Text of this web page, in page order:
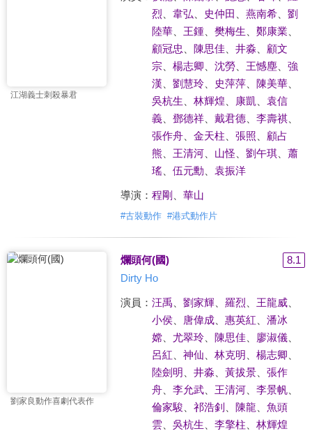
江湖義士刺殺暴君
烈
韋弘 史仲田 燕南希、 劉
陸華、 王鍾、 樊梅生 鄭康業
顧冠忠
陳思佳 井淼
顧文
宗、 楊志卿 沈勞、 王憾塵、 強
漢
劉慧玲、 史萍萍、 陳美華、
吳杭生
林輝煌 康凱
袁信
義、 鄧德祥、 戴君德、 李壽祺、
張作舟、 金天柱 張照
顧占
熊
王清河、 山怪 劉午琪、 蕭
瑤、 伍元勳 袁振洋
導演： 程剛 華山
#古裝動作 #港式動作片
劉家良動作喜劇代表作
爛頭何(國)
8.1
Dirty Ho
演員： 汪禹 劉家輝、 羅烈 王龍威、
小侯、 唐偉成、 惠英紅
潘冰
嫦、 尤翠玲、 陳思佳 廖淑儀、
呂紅
神仙 林克明 楊志卿
陸劍明
井淼 黃拔景、 張作
舟、 李允武、 王清河、 李景帆、
倫家駿
祁浩釗 陳龍
魚頭
雲、 吳杭生 李擎柱 林輝煌